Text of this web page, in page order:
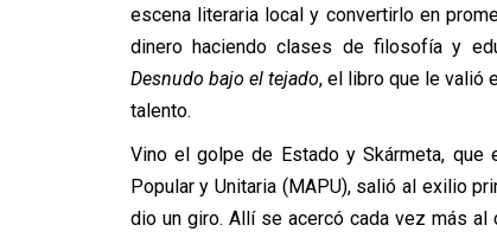
escena literaria local y convertirlo en
dinero haciendo clases de filosofía y
Desnudo bajo el tejado, el libro que le valió
talento.
Vino el golpe de Estado y Skármeta,
Popular y Unitaria (MAPU), salió al exilio
dio un giro. Allí se acercó cada vez más